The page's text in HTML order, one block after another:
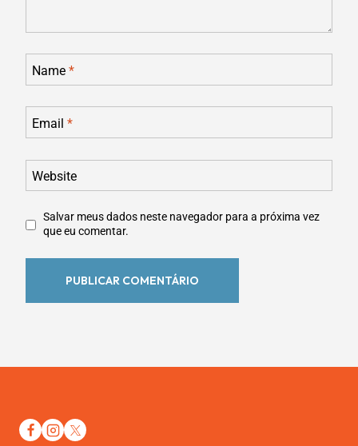
Name *
Email *
Website
Salvar meus dados neste navegador para a próxima vez
que eu comentar.